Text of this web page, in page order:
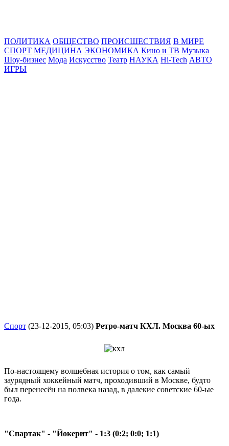
ПОЛИТИКА ОБЩЕСТВО ПРОИСШЕСТВИЯ В МИРЕ
СПОРТ МЕДИЦИНА ЭКОНОМИКА Кино и ТВ Музыка
Шоу-бизнес Мода Искусство Театр НАУКА Hi-Tech АВТО
ИГРЫ
Спорт (23-12-2015, 05:03) Ретро-матч КХЛ. Москва 60-ых
По-настоящему волшебная история о том, как самый
заурядный хоккейный матч, проходивший в Москве, будто
был перенесён на полвека назад, в далекие советские 60-ые
года.
"Спартак" - "Йокерит" - 1:3 (0:2; 0:0; 1:1)